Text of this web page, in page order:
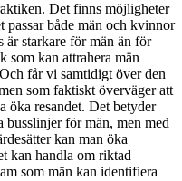
Det finns möjligheter
passar både män och kvinnor
starkare för män än för
som kan attrahera män
får vi samtidigt över den
som faktiskt överväger att
öka resandet. Det betyder
busslinjer för män, men med
kan man öka
kan handla om riktad
som män kan identifiera